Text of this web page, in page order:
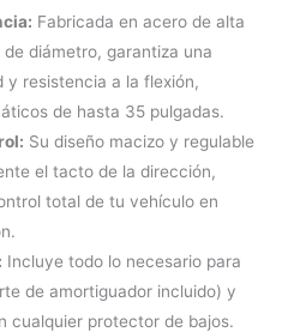
Fabricada en acero de alta
diámetro, garantiza una
y resistencia a la flexión,
de hasta 35 pulgadas.
Su diseño macizo y regulable
el tacto de la dirección,
total de tu vehículo en
Incluye todo lo necesario para
de amortiguador incluido) y
cualquier protector de bajos.